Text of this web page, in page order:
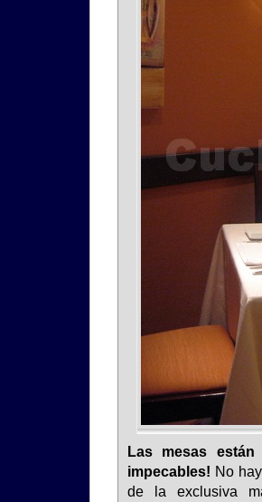
Las mesas
impecables! No
de la exclusiva